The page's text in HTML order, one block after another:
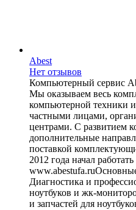
Abest
Нет отзывов
Компьютерный сервис
Мы оказываем весь
компьютерной техники
частными лицами,
центрами. С развитием
дополнительные
поставкой
2012 года начал
Диагностика и
ноутбуков и жк-
и запчастей для